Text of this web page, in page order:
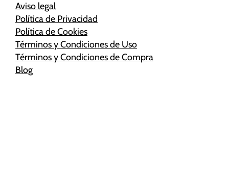
Aviso legal
Política de Privacidad
Política de Cookies
Términos y Condiciones de Uso
Términos y Condiciones de Compra
Blog